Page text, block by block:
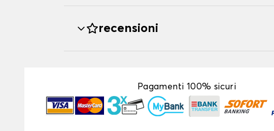
recensioni
Pagamenti 100% sicuri